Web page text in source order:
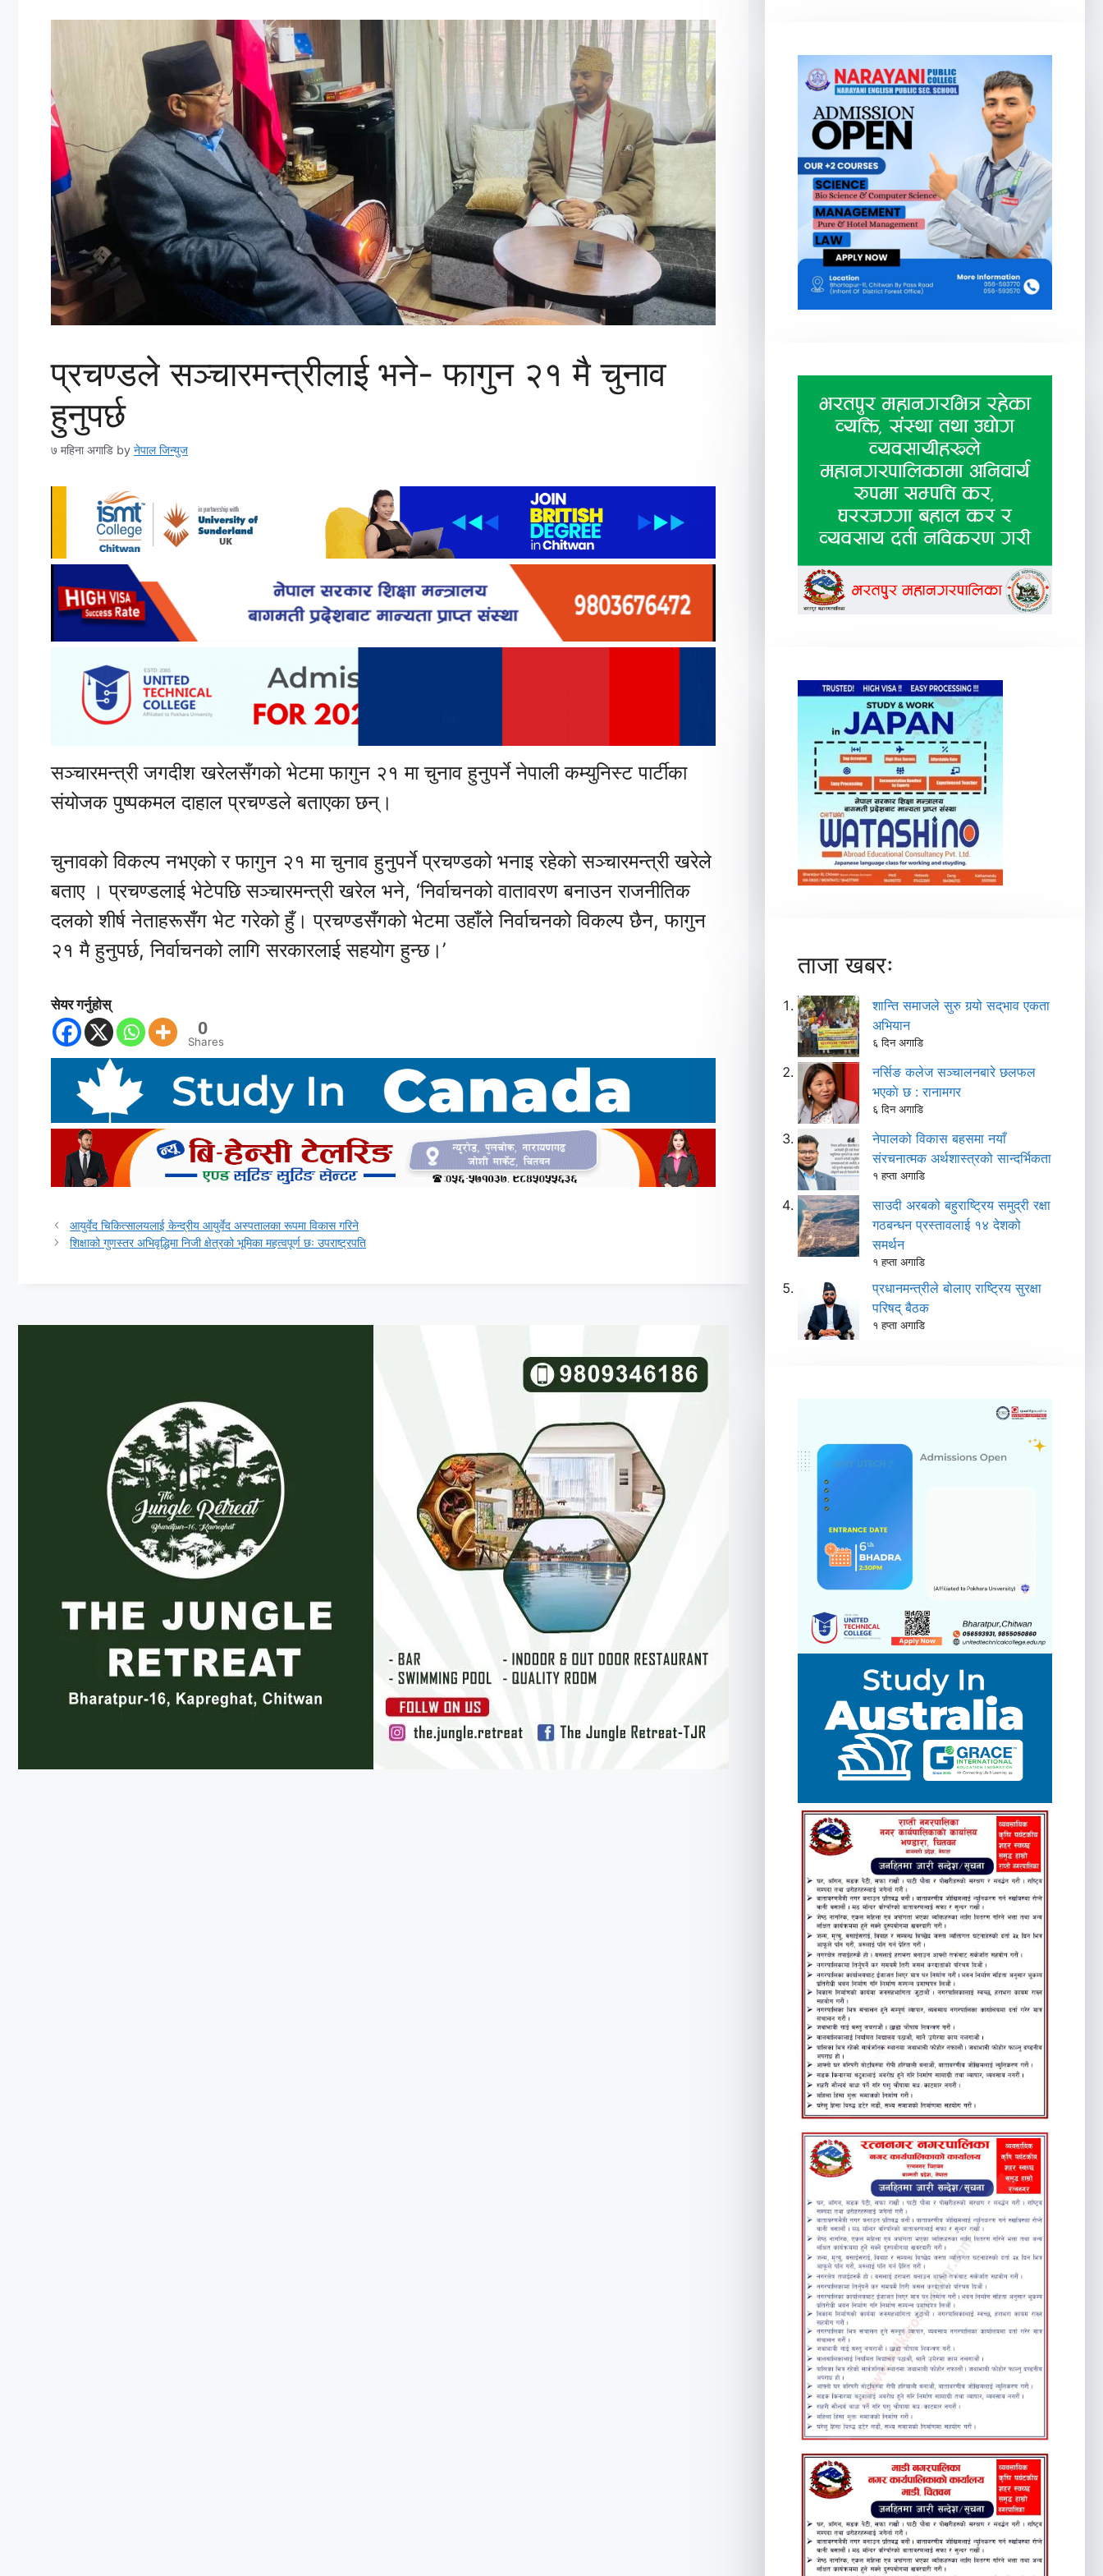
प्रचण्डले सञ्चारमन्त्रीलाई भने- फागुन २१ मै चुनाव
हुनुपर्छ
७ महिना अगाडि by नेपाल जिन्युज
सञ्चारमन्त्री जगदीश खरेलसँगको भेटमा फागुन २१ मा चुनाव हुनुपर्ने नेपाली कम्युनिस्ट पार्टीका
संयोजक पुष्पकमल दाहाल प्रचण्डले बताएका छन्।
चुनावको विकल्प नभएको र फागुन २१ मा चुनाव हुनुपर्ने प्रचण्डको भनाइ रहेको सञ्चारमन्त्री खरेले
बताए । प्रचण्डलाई भेटेपछि सञ्चारमन्त्री खरेल भने, ‘निर्वाचनको वातावरण बनाउन राजनीतिक
दलको शीर्ष नेताहरूसँग भेट गरेको हुँ। प्रचण्डसँगको भेटमा उहाँले निर्वाचनको विकल्प छैन, फागुन
२१ मै हुनुपर्छ, निर्वाचनको लागि सरकारलाई सहयोग हुन्छ।’
सेयर गर्नुहोस्
0
Shares
आयुर्वेद चिकित्सालयलाई केन्द्रीय आयुर्वेद अस्पतालका रूपमा विकास गरिने
शिक्षाको गुणस्तर अभिवृद्धिमा निजी क्षेत्रको भूमिका महत्वपूर्ण छः उपराष्ट्रपति
ताजा खबरः
शान्ति समाजले सुरु गर्‍यो सद्‌भाव एकता
अभियान
६ दिन अगाडि
नर्सिङ कलेज सञ्चालनबारे छलफल
भएकाे छ : रानामगर
६ दिन अगाडि
नेपालको विकास बहसमा नयाँ
संरचनात्मक अर्थशास्त्रको सान्दर्भिकता
१ हप्ता अगाडि
साउदी अरबको बहुराष्ट्रिय समुद्री रक्षा
गठबन्धन प्रस्तावलाई १४ देशको
समर्थन
१ हप्ता अगाडि
प्रधानमन्त्रीले बोलाए राष्ट्रिय सुरक्षा
परिषद् बैठक
१ हप्ता अगाडि